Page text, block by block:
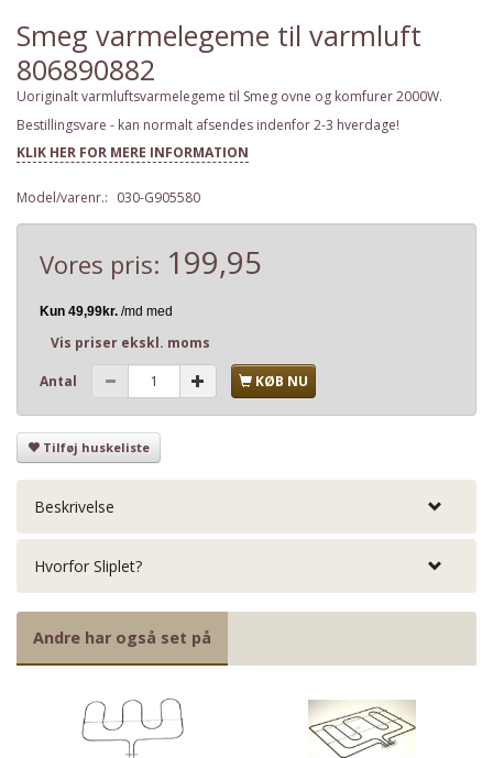
Smeg varmelegeme til varmluft
806890882
Uoriginalt varmluftsvarmelegeme til Smeg ovne og komfurer 2000W.
Bestillingsvare - kan normalt afsendes indenfor 2-3 hverdage!
KLIK HER FOR MERE INFORMATION
Model/varenr.: 030-G905580
Vores pris: 199,95
Vis priser ekskl. moms
Antal KØB NU
Tilføj huskeliste
Beskrivelse
Hvorfor Sliplet?
Andre har også set på